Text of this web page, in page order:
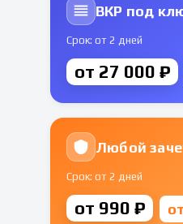
ВКР под
Срок: от 2 дней
от 27 000 ₽
Любой
Срок: от 2 дней
от 990 ₽